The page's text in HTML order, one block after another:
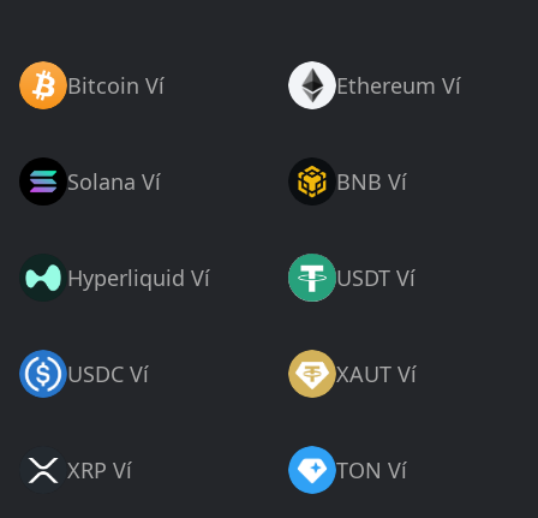
Bitcoin Ví Ethereum Ví
Solana Ví BNB Ví
Hyperliquid Ví USDT Ví
USDC Ví XAUT Ví
XRP Ví TON Ví